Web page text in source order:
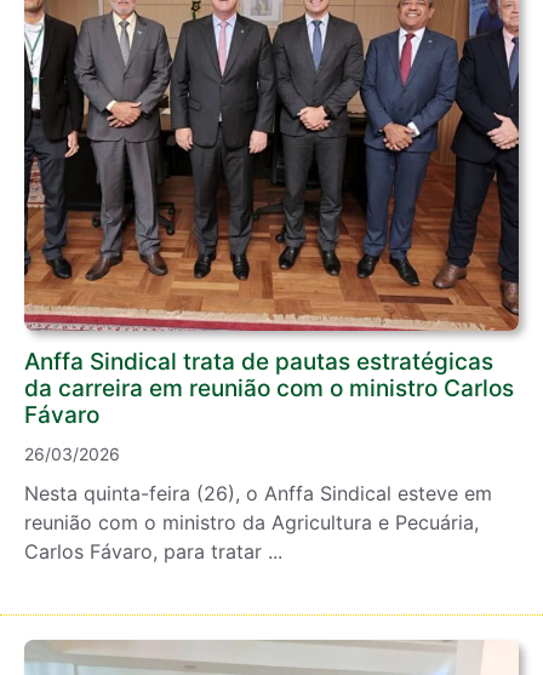
Anffa Sindical trata de pautas estratégicas
da carreira em reunião com o ministro Carlos
Fávaro
26/03/2026
Nesta quinta-feira (26), o Anffa Sindical esteve em
reunião com o ministro da Agricultura e Pecuária,
Carlos Fávaro, para tratar ...